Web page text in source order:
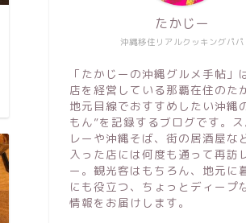
沖縄移住リアルクッキングパパ
たかじー
「たかじーの沖縄グルメ手帖」
店を経営している那覇在住のた
地元目線でおすすめしたい沖縄
もん”を記録するブログです。ス
レーや沖縄そば、街の居酒屋な
入った店には何度も通って再訪
ー。観光客はもちろん、地元に
にも役立つ、ちょっとディープ
情報をお届けします。